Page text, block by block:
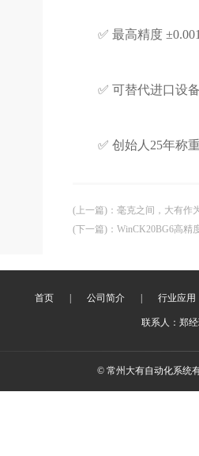
✅ 最高精度
✅ 可替代进口设
✅ 创始人25年称重
(上一篇) ： 毫克之间，大有作
(下一篇) ： WinCK20BG6高精
首页 公司简介 行业应用
联系人：郑
© 常州大有自动化系统